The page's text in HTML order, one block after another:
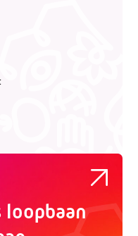
loopbaan